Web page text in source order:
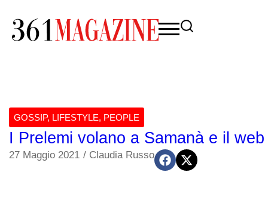
GOSSIP, LIFESTYLE, PEOPLE
I Prelemi volano a Samanà e il
27 Maggio 2021 / Claudia Russo